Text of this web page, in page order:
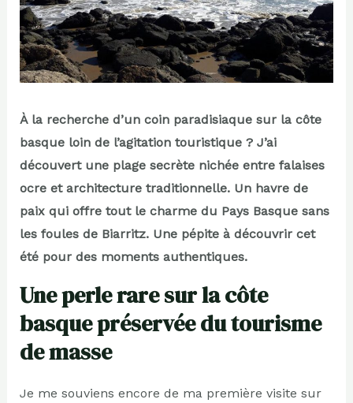
À la recherche d’un coin paradisiaque sur la côte
basque loin de l’agitation touristique ? J’ai
découvert une plage secrète nichée entre falaises
ocre et architecture traditionnelle. Un havre de
paix qui offre tout le charme du Pays Basque sans
les foules de Biarritz. Une pépite à découvrir cet
été pour des moments authentiques.
Une perle rare sur la côte
basque préservée du tourisme
de masse
Je me souviens encore de ma première visite sur